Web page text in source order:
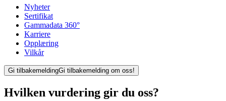
Nyheter
Sertifikat
Gammadata 360°
Karriere
Opplæring
Vilkår
Gi tilbakemeldingGi tilbakemelding om oss!
Hvilken vurdering gir du oss?